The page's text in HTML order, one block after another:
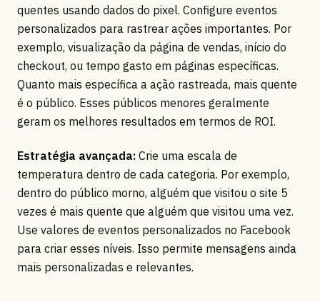
quentes usando dados do pixel. Configure eventos
personalizados para rastrear ações importantes. Por
exemplo, visualização da página de vendas, início do
checkout, ou tempo gasto em páginas específicas.
Quanto mais específica a ação rastreada, mais quente
é o público. Esses públicos menores geralmente
geram os melhores resultados em termos de ROI.
Estratégia avançada: Crie uma escala de
temperatura dentro de cada categoria. Por exemplo,
dentro do público morno, alguém que visitou o site 5
vezes é mais quente que alguém que visitou uma vez.
Use valores de eventos personalizados no Facebook
para criar esses níveis. Isso permite mensagens ainda
mais personalizadas e relevantes.